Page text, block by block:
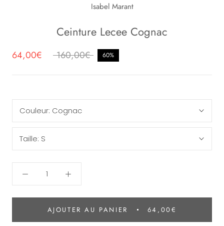
Isabel Marant
Ceinture Lecee Cognac
64,00€ 160,00€ 60%
Couleur: Cognac
Taille: S
AJOUTER AU PANIER 64,00€